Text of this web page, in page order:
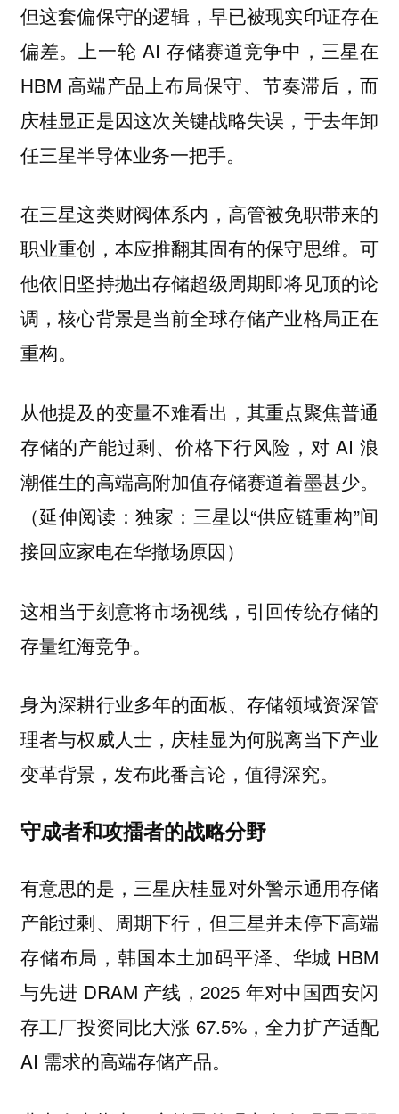
但这套偏保守的逻辑，早已被现实印证存在
偏差。上一轮 AI 存储赛道竞争中，三星在
HBM 高端产品上布局保守、节奏滞后，而
庆桂显正是因这次关键战略失误，于去年卸
任三星半导体业务一把手。
在三星这类财阀体系内，高管被免职带来的
职业重创，本应推翻其固有的保守思维。可
他依旧坚持抛出存储超级周期即将见顶的论
调，核心背景是当前全球存储产业格局正在
重构。
从他提及的变量不难看出，其重点聚焦普通
存储的产能过剩、价格下行风险，对 AI 浪
潮催生的高端高附加值存储赛道着墨甚少。
（延伸阅读：独家：三星以“供应链重构”间
接回应家电在华撤场原因）
这相当于刻意将市场视线，引回传统存储的
存量红海竞争。
身为深耕行业多年的面板、存储领域资深管
理者与权威人士，庆桂显为何脱离当下产业
变革背景，发布此番言论，值得深究。
守成者和攻擂者的战略分野
有意思的是，三星庆桂显对外警示通用存储
产能过剩、周期下行，但三星并未停下高端
存储布局，韩国本土加码平泽、华城 HBM
与先进 DRAM 产线，2025 年对中国西安闪
存工厂投资同比大涨 67.5%，全力扩产适配
AI 需求的高端存储产品。